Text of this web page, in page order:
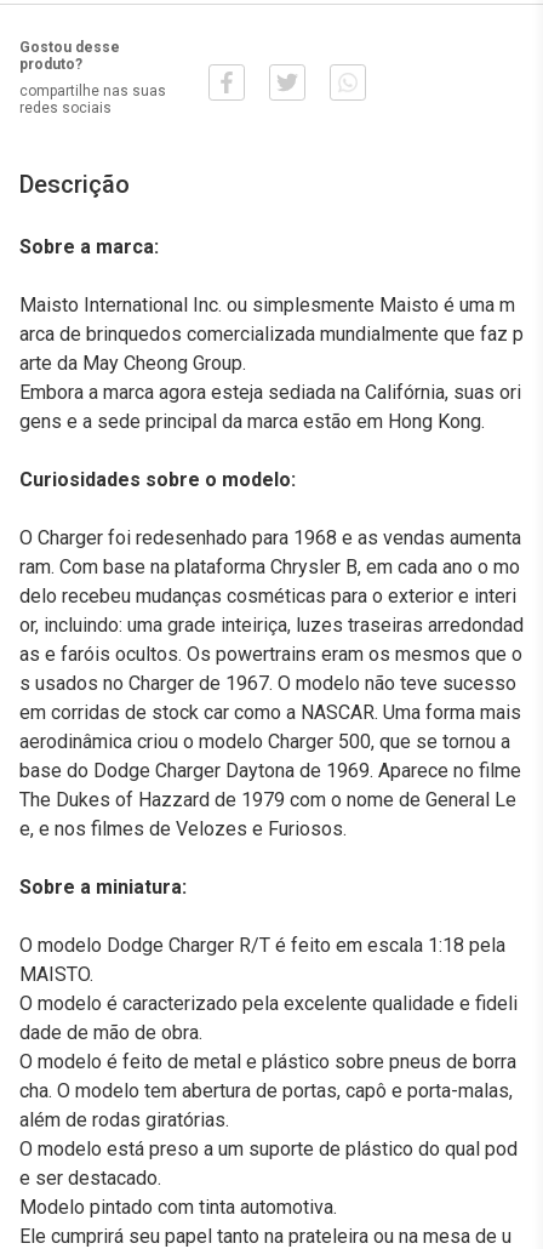
Gostou desse
produto?
compartilhe nas suas
redes sociais
Descrição
Sobre a marca:
Maisto International Inc. ou simplesmente Maisto é uma m
arca de brinquedos comercializada mundialmente que faz p
arte da May Cheong Group.
Embora a marca agora esteja sediada na Califórnia, suas ori
gens e a sede principal da marca estão em Hong Kong.
Curiosidades sobre o modelo:
O Charger foi redesenhado para 1968 e as vendas aumenta
ram. Com base na plataforma Chrysler B, em cada ano o mo
delo recebeu mudanças cosméticas para o exterior e interi
or, incluindo: uma grade inteiriça, luzes traseiras arredondad
as e faróis ocultos. Os powertrains eram os mesmos que o
s usados no Charger de 1967. O modelo não teve sucesso
em corridas de stock car como a NASCAR. Uma forma mais
aerodinâmica criou o modelo Charger 500, que se tornou a
base do Dodge Charger Daytona de 1969. Aparece no filme
The Dukes of Hazzard de 1979 com o nome de General Le
e, e nos filmes de Velozes e Furiosos.
Sobre a miniatura:
O modelo Dodge Charger R/T é feito em escala 1:18 pela
MAISTO.
O modelo é caracterizado pela excelente qualidade e fideli
dade de mão de obra.
O modelo é feito de metal e plástico sobre pneus de borra
cha. O modelo tem abertura de portas, capô e porta-malas,
além de rodas giratórias.
O modelo está preso a um suporte de plástico do qual pod
e ser destacado.
Modelo pintado com tinta automotiva.
Ele cumprirá seu papel tanto na prateleira ou na mesa de u